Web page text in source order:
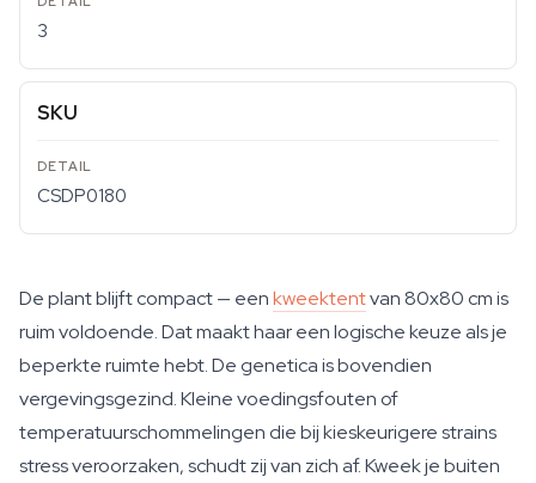
3
SKU
CSDP0180
De plant blijft compact — eenkweektentvan 80x80 cm is
ruim voldoende. Dat maakt haar een logische keuze als je
beperkte ruimte hebt. De genetica is bovendien
vergevingsgezind. Kleine voedingsfouten of
temperatuurschommelingen die bij kieskeurigere strains
stress veroorzaken, schudt zij van zich af. Kweek je buiten